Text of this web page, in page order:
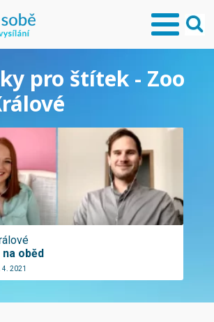
pro štítek - Zoo
oběd
4. 2021